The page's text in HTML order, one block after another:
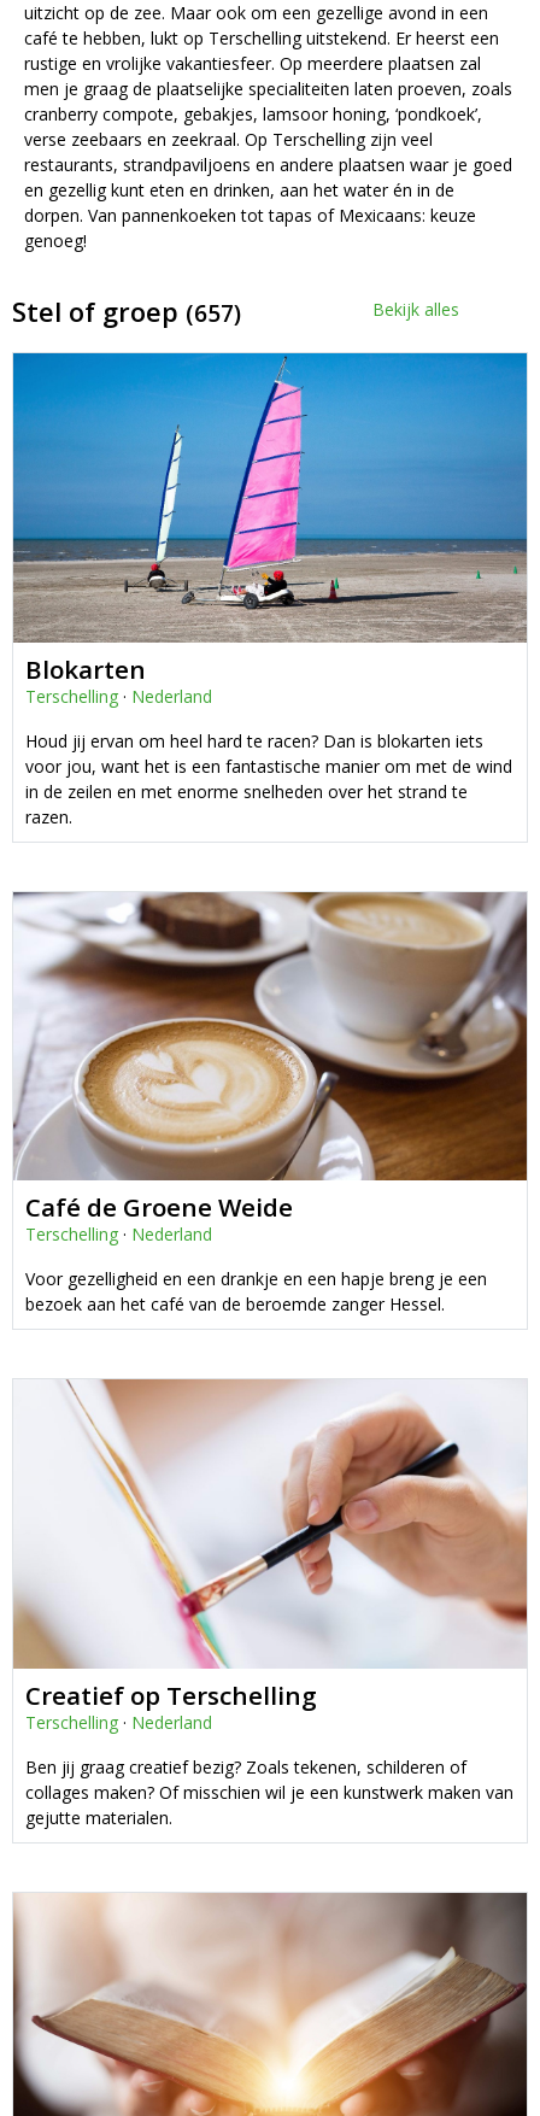
uitzicht op de zee. Maar ook om een gezellige avond in een
café te hebben, lukt op Terschelling uitstekend. Er heerst een
rustige en vrolijke vakantiesfeer. Op meerdere plaatsen zal
men je graag de plaatselijke specialiteiten laten proeven, zoals
cranberry compote, gebakjes, lamsoor honing, ‘pondkoek’,
verse zeebaars en zeekraal. Op Terschelling zijn veel
restaurants, strandpaviljoens en andere plaatsen waar je goed
en gezellig kunt eten en drinken, aan het water én in de
dorpen. Van pannenkoeken tot tapas of Mexicaans: keuze
genoeg!
Stel of groep (657) Bekijk alles
Blokarten
Terschelling · Nederland
Houd jij ervan om heel hard te racen? Dan is blokarten iets
voor jou, want het is een fantastische manier om met de wind
in de zeilen en met enorme snelheden over het strand te
razen.
Café de Groene Weide
Terschelling · Nederland
Voor gezelligheid en een drankje en een hapje breng je een
bezoek aan het café van de beroemde zanger Hessel.
Creatief op Terschelling
Terschelling · Nederland
Ben jij graag creatief bezig? Zoals tekenen, schilderen of
collages maken? Of misschien wil je een kunstwerk maken van
gejutte materialen.